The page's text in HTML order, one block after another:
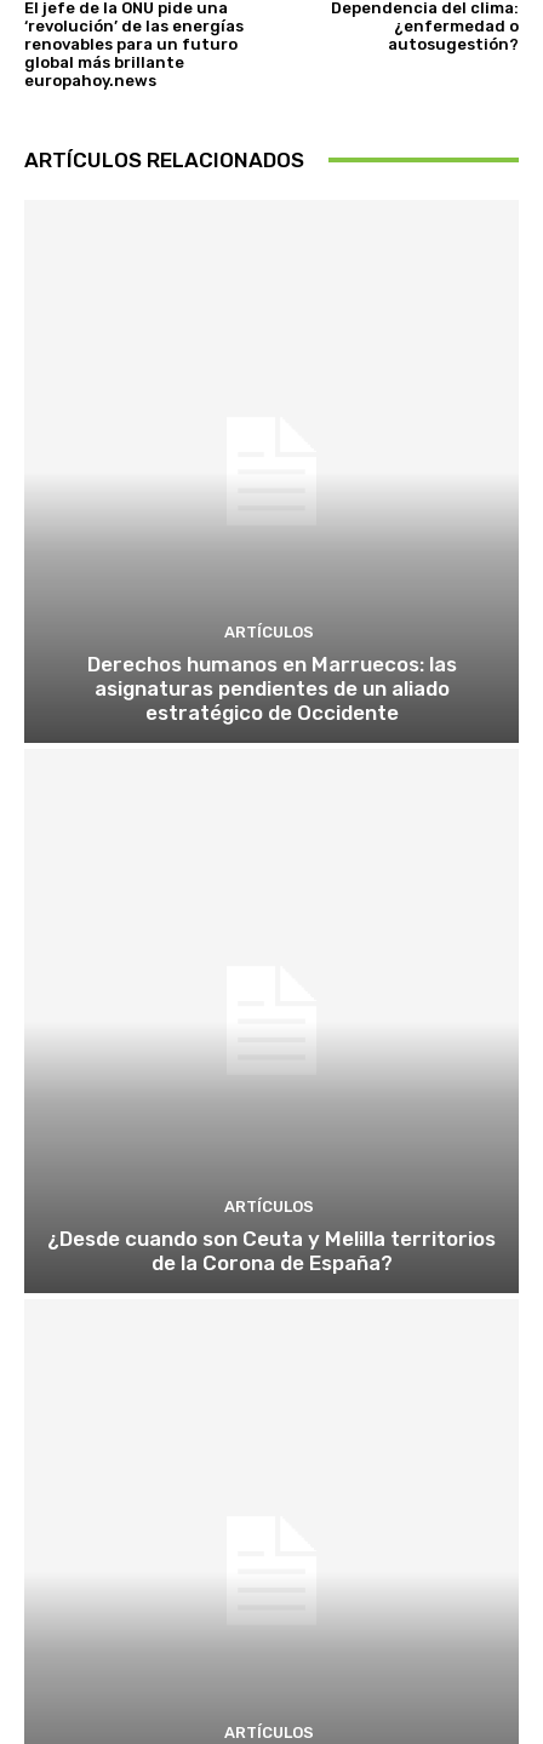
El jefe de la ONU pide una
‘revolución’ de las energías
renovables para un futuro
global más brillante
europahoy.news
Dependencia del clima:
¿enfermedad o
autosugestión?
ARTÍCULOS RELACIONADOS
ARTÍCULOS
Derechos humanos en Marruecos: las
asignaturas pendientes de un aliado
estratégico de Occidente
ARTÍCULOS
¿Desde cuando son Ceuta y Melilla territorios
de la Corona de España?
ARTÍCULOS